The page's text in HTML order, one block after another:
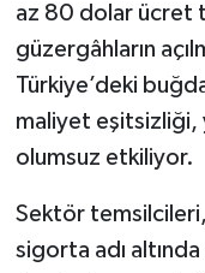
az 80 dolar ücret
güzergâhların
Türkiye’deki
maliyet eşitsizliği,
olumsuz etkiliyor.
Sektör
sigorta adı